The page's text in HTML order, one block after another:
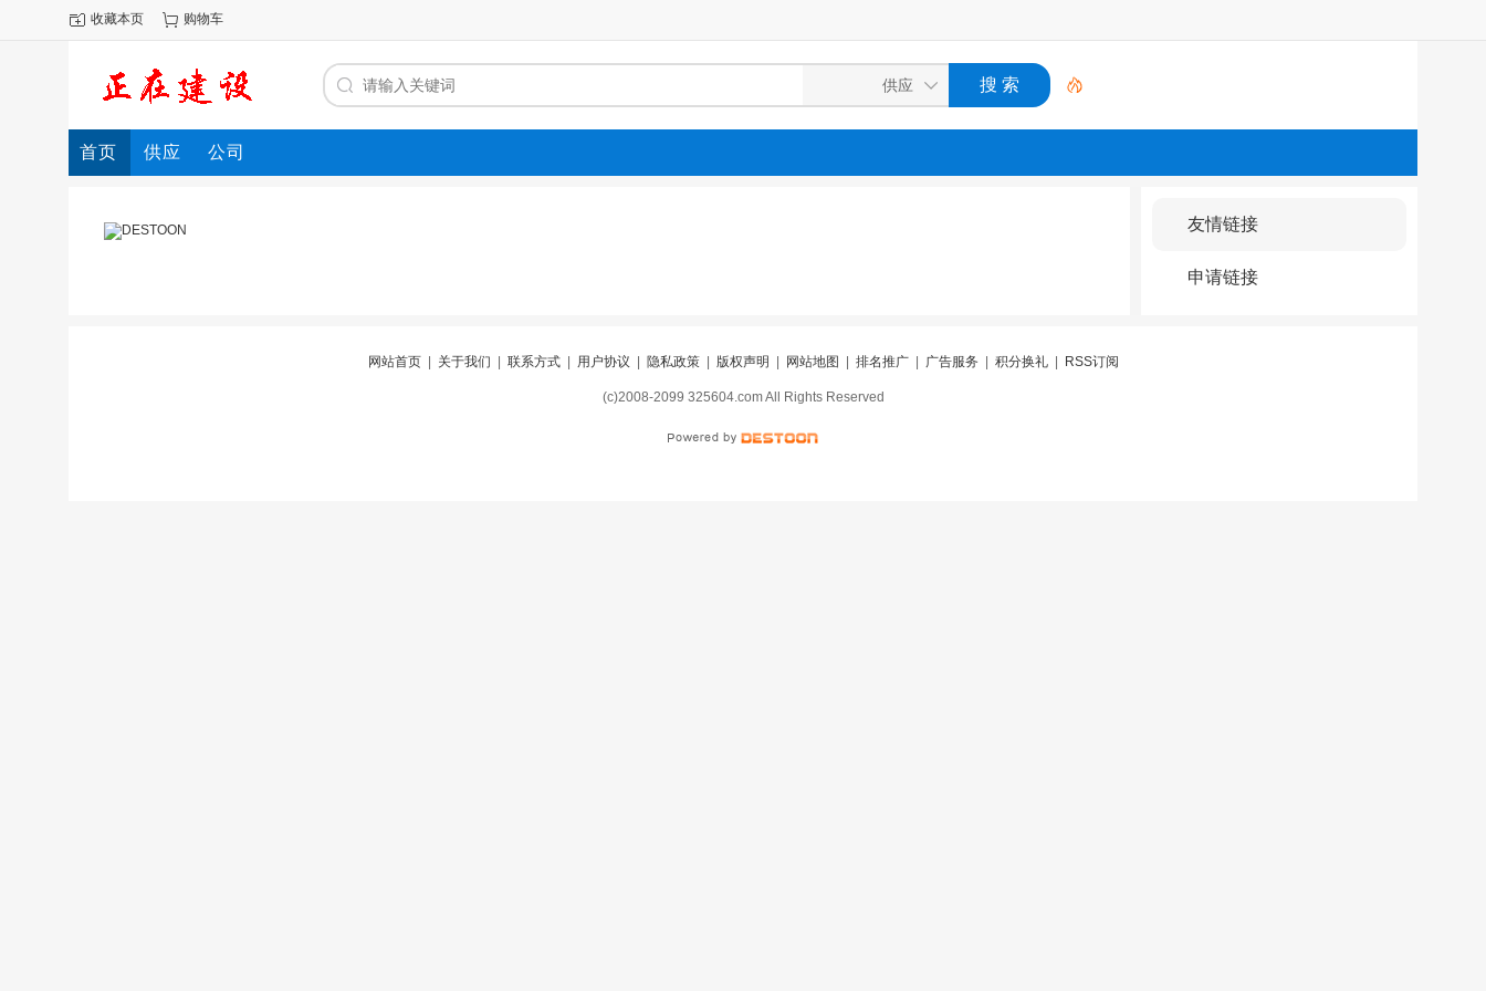
收藏本页 购物车
首页 供应 公司
友情链接
申请链接
网站首页| 关于我们 联系方式| 用户协议 隐私政策| 版权声明 网站地图 排名推广| 广告服务 积分换礼| RSS订阅
(c)2008-2099 325604.com All Rights Reserved